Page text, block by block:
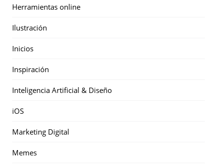
Herramientas online
Ilustración
Inicios
Inspiración
Inteligencia Artificial & Diseño
iOS
Marketing Digital
Memes